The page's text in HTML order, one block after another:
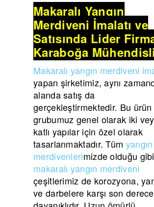
Makaralı Yangın
Merdiveni İmalatı ve
Satışında Lider
Karaboğa
Makaralı yangın merdiveni
yapan şirketimiz, aynı
alanda satış da
gerçekleştirmektedir. Bu ürün
grubumuz genel olarak iki
katlı yapılar için özel olarak
tasarlanmaktadır. Tüm yangın
merdivenlerimizde olduğu gibi
makaralı yangın merdiveni
çeşitlerimiz de korozyona,
ve darbelere karşı son derece